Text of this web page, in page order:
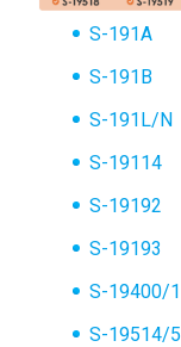
S-191A
S-191B
S-191L/N
S-19114
S-19192
S-19193
S-19400/1
S-19514/5